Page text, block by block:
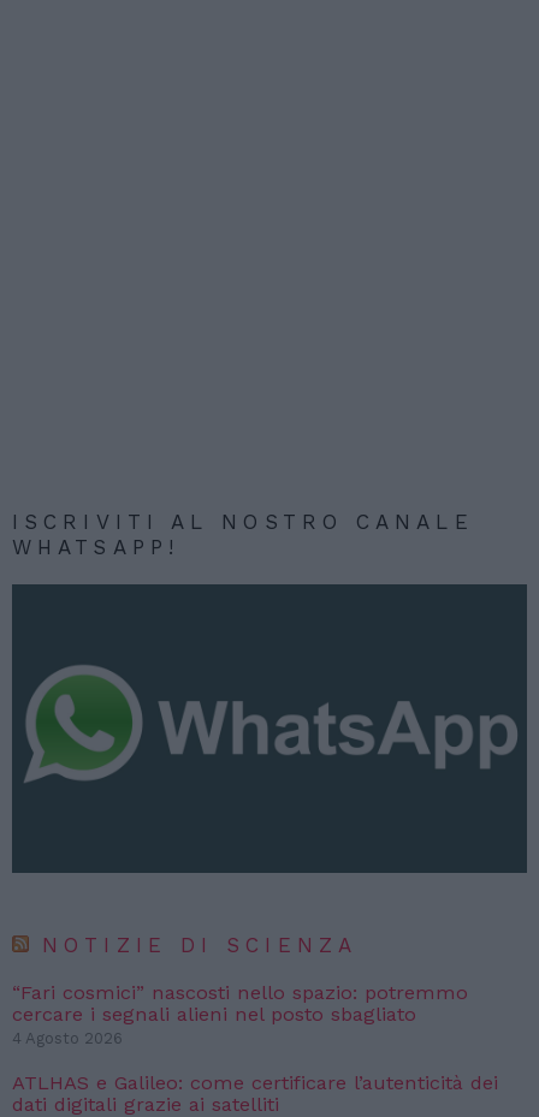
ISCRIVITI AL NOSTRO CANALE
WHATSAPP!
NOTIZIE DI SCIENZA
“Fari cosmici” nascosti nello spazio: potremmo
cercare i segnali alieni nel posto sbagliato
4 Agosto 2026
ATLHAS e Galileo: come certificare l’autenticità dei
dati digitali grazie ai satelliti